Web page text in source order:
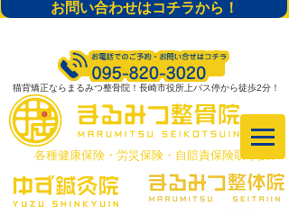
お問い合わせはコチラから！
猫背矯正ならまるみつ整骨院！長崎市役所上バス停から徒歩2分！
​各種健康保険・労災保険・自賠責保険取り扱い